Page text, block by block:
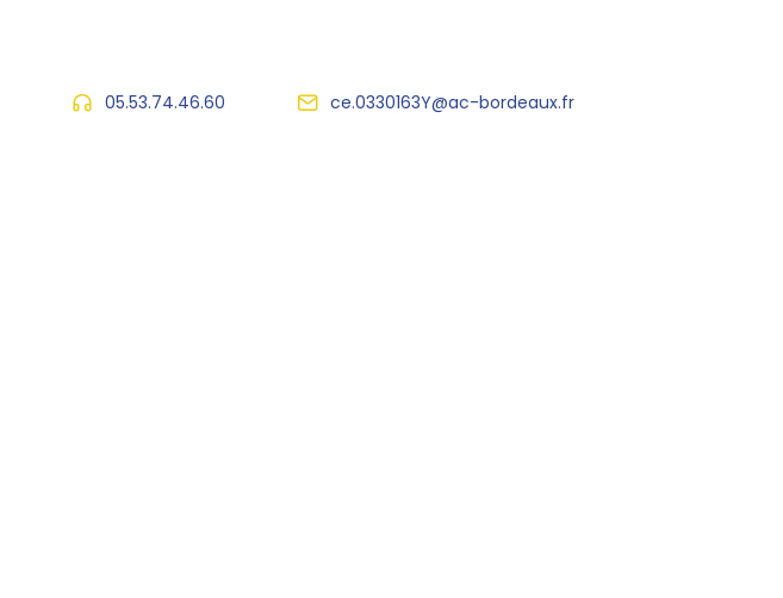
05.53.74.46.60 ce.0330163Y@ac-bordeaux.fr